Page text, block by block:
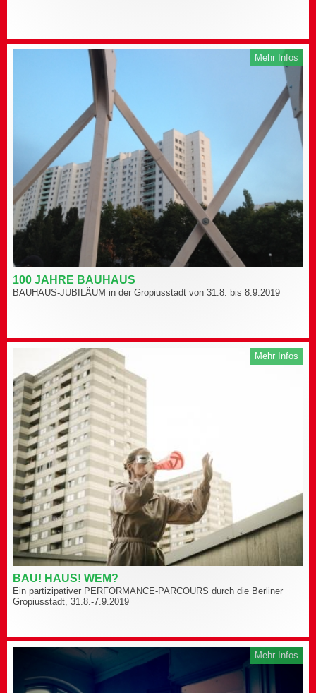
Mehr Infos
100 JAHRE BAUHAUS
BAUHAUS-JUBILÄUM in der Gropiusstadt von 31.8. bis 8.9.2019
Mehr Infos
BAU! HAUS! WEM?
Ein partizipativer PERFORMANCE-PARCOURS durch die Berliner
Gropiusstadt, 31.8.-7.9.2019
Mehr Infos